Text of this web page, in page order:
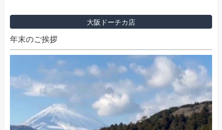
大阪ドーチカ店
年末のご挨拶